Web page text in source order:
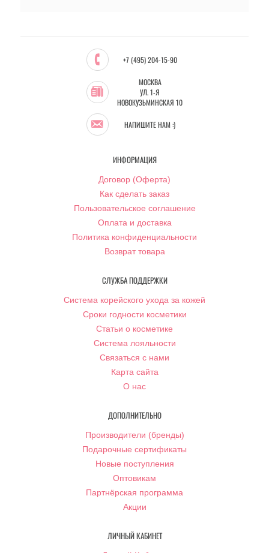
+7 (495) 204-15-90
МОСКВА
УЛ. 1-Я
НОВОКУЗЬМИНСКАЯ 10
НАПИШИТЕ НАМ :)
ИНФОРМАЦИЯ
Договор (Оферта)
Как сделать заказ
Пользовательское соглашение
Оплата и доставка
Политика конфиденциальности
Возврат товара
СЛУЖБА ПОДДЕРЖКИ
Система корейского ухода за кожей
Сроки годности косметики
Статьи о косметике
Система лояльности
Связаться с нами
Карта сайта
О нас
ДОПОЛНИТЕЛЬНО
Производители (бренды)
Подарочные сертификаты
Новые поступления
Оптовикам
Партнёрская программа
Акции
ЛИЧНЫЙ КАБИНЕТ